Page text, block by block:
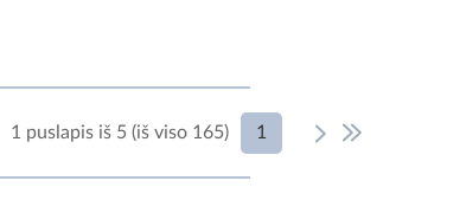
1 puslapis iš 5 (iš viso 165) 1